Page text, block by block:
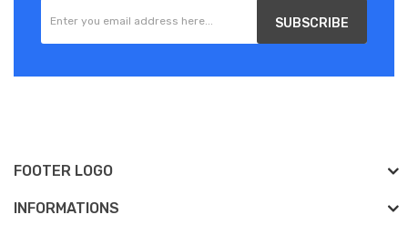
SUBSCRIBE
FOOTER LOGO
INFORMATIONS